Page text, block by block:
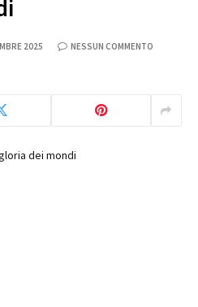
2025 NESSUN COMMENTO